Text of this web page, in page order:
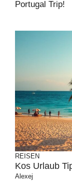
Portugal Trip!
REISEN
Kos Urlaub
Alexej